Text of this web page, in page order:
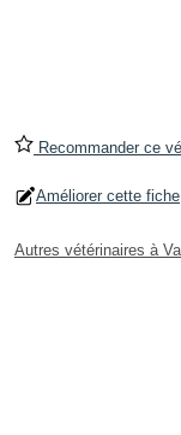
Recommander ce
Améliorer cette fiche
Autres vétérinaires à